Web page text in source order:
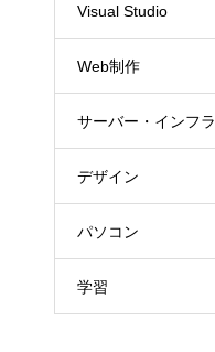
Visual Studio
Web制作
サーバー・インフラ
デザイン
パソコン
学習